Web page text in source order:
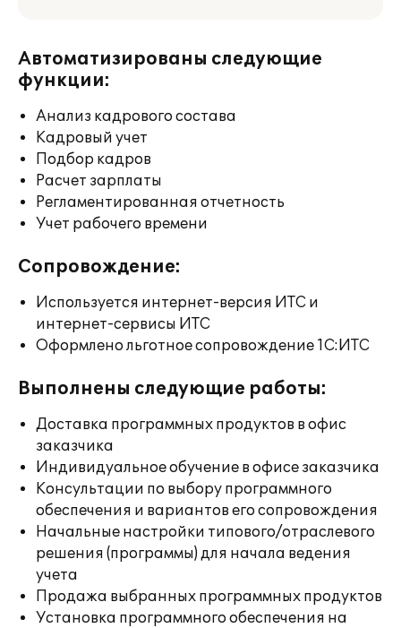
Автоматизированы следующие
функции:
Анализ кадрового состава
Кадровый учет
Подбор кадров
Расчет зарплаты
Регламентированная отчетность
Учет рабочего времени
Сопровождение:
Используется интернет-версия ИТС и
интернет-сервисы ИТС
Оформлено льготное сопровождение 1С:ИТС
Выполнены следующие работы:
Доставка программных продуктов в офис
заказчика
Индивидуальное обучение в офисе заказчика
Консультации по выбору программного
обеспечения и вариантов его сопровождения
Начальные настройки типового/отраслевого
решения (программы) для начала ведения
учета
Продажа выбранных программных продуктов
Установка программного обеспечения на